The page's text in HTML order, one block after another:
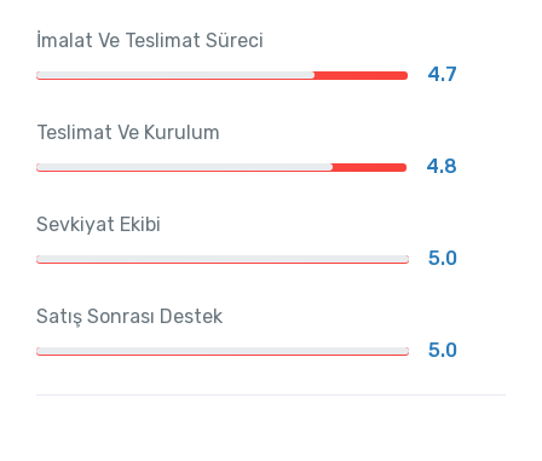
İmalat Ve Teslimat Süreci
4.7
Teslimat Ve Kurulum
4.8
Sevkiyat Ekibi
5.0
Satış Sonrası Destek
5.0